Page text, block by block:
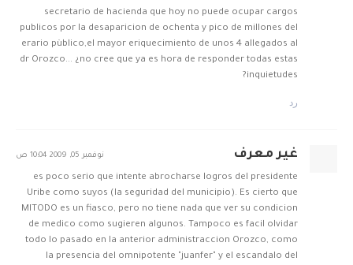
secretario de hacienda que hoy no puede ocupar cargos
publicos por la desaparicion de ochenta y pico de millones del
erario pùblico,el mayor eriquecimiento de unos 4 allegados al
dr Orozco... ¿no cree que ya es hora de responder todas estas
inquietudes?
رد
غير معرف نوفمبر 05, 2009 10:04 ص
es poco serio que intente abrocharse logros del presidente
Uribe como suyos (la seguridad del municipio). Es cierto que
MITODO es un fiasco, pero no tiene nada que ver su condicion
de medico como sugieren algunos. Tampoco es facil olvidar
todo lo pasado en la anterior administraccion Orozco, como
la presencia del omnipotente "juanfer" y el escandalo del